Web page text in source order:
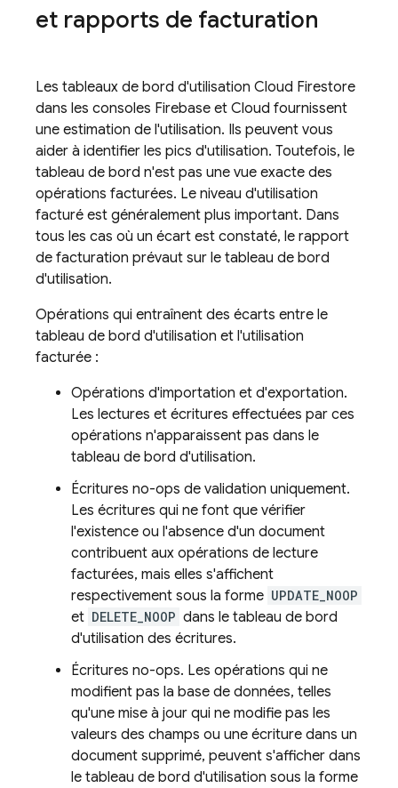
et rapports de facturation
Les tableaux de bord d'utilisation Cloud Firestore
dans les consoles Firebase et Cloud fournissent
une estimation de l'utilisation. Ils peuvent vous
aider à identifier les pics d'utilisation. Toutefois, le
tableau de bord n'est pas une vue exacte des
opérations facturées. Le niveau d'utilisation
facturé est généralement plus important. Dans
tous les cas où un écart est constaté, le rapport
de facturation prévaut sur le tableau de bord
d'utilisation.
Opérations qui entraînent des écarts entre le
tableau de bord d'utilisation et l'utilisation
facturée :
Opérations d'importation et d'exportation.
Les lectures et écritures effectuées par ces
opérations n'apparaissent pas dans le
tableau de bord d'utilisation.
Écritures no-ops de validation uniquement.
Les écritures qui ne font que vérifier
l'existence ou l'absence d'un document
contribuent aux opérations de lecture
facturées, mais elles s'affichent
respectivement sous la forme UPDATE_NOOP
et DELETE_NOOP dans le tableau de bord
d'utilisation des écritures.
Écritures no-ops. Les opérations qui ne
modifient pas la base de données, telles
qu'une mise à jour qui ne modifie pas les
valeurs des champs ou une écriture dans un
document supprimé, peuvent s'afficher dans
le tableau de bord d'utilisation sous la forme